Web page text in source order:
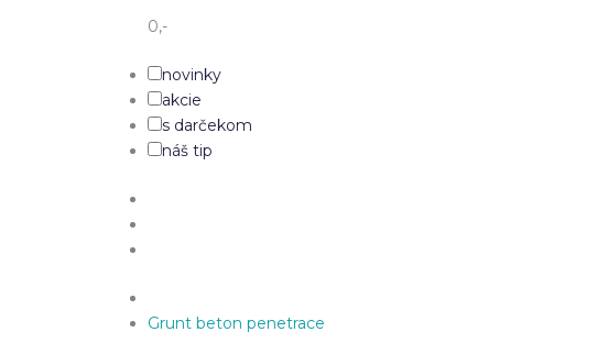
0,-
novinky
akcie
s darčekom
náš tip
Grunt beton penetrace